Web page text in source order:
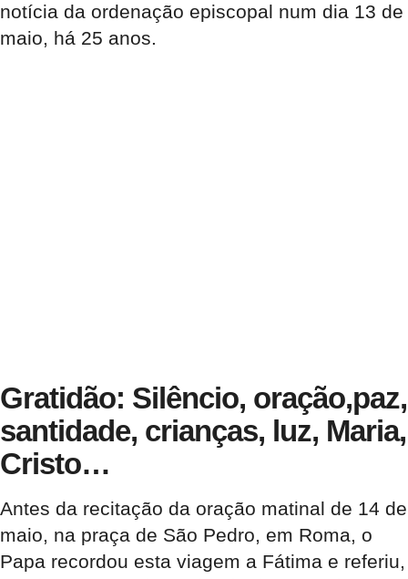
notícia da ordenação episcopal num dia 13 de
maio, há 25 anos.
Gratidão: Silêncio, oração,paz,
santidade, crianças, luz, Maria,
Cristo…
Antes da recitação da oração matinal de 14 de
maio, na praça de São Pedro, em Roma, o
Papa recordou esta viagem a Fátima e referiu,